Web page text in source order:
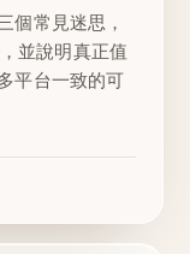
個常見迷思，
並說明真正值
平台一致的可